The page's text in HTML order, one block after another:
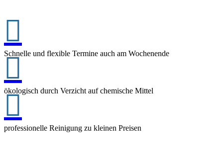

Schnelle und flexible Termine auch am Wochenende

ökologisch durch Verzicht auf chemische Mittel

professionelle Reinigung zu kleinen Preisen